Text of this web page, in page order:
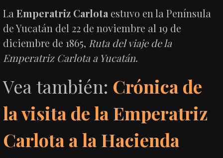
LaEmperatriz Carlota estuvo en la Península
de Yucatán del 22 de noviembre al 19 de
diciembre de 1865, Ruta del viaje de la
Emperatriz Carlota a Yucatán.
Vea también: Crónica de
la visita de la Emperatriz
Carlota a la Hacienda